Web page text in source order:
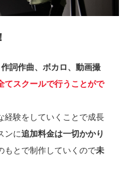
詞作曲、ボカロ、動画撮
てスクールで行うことがで
経験をしていくことで成長
ンに追加料金は一切かかり
もとで制作していくので未